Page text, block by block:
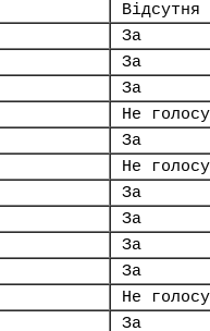
Відсутня
За
За
За
Не
За
Не
За
За
За
За
Не
За